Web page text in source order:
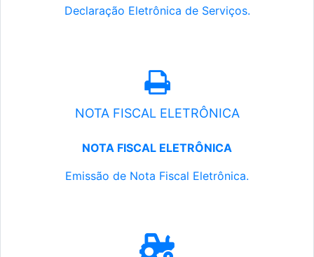
Declaração Eletrônica de Serviços.
NOTA FISCAL ELETRÔNICA
NOTA FISCAL ELETRÔNICA
Emissão de Nota Fiscal Eletrônica.